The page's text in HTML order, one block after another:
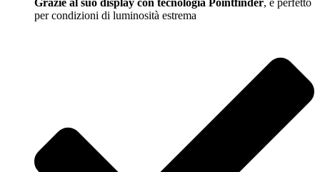
per condizioni di luminosità estrema